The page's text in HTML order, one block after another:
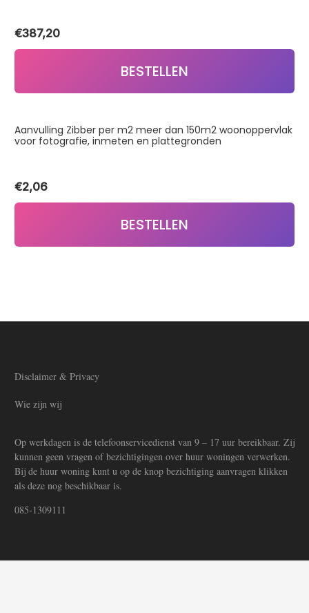
€387,20
BESTELLEN
Aanvulling Zibber per m2 meer dan 150m2 woonoppervlak
voor fotografie, inmeten en plattegronden
€2,06
BESTELLEN
Disclaimer & Privacy
Wie zijn wij
Op werkdagen is de telefoonservicedienst van 9 – 17 uur bereikbaar. Zij
kunnen geen vragen of bezichtigingen over huur woningen verwerken.
Bij de huur woning kunt u op de knop bezichtiging aanvragen klikken
als deze nog beschikbaar is.
085-1309111